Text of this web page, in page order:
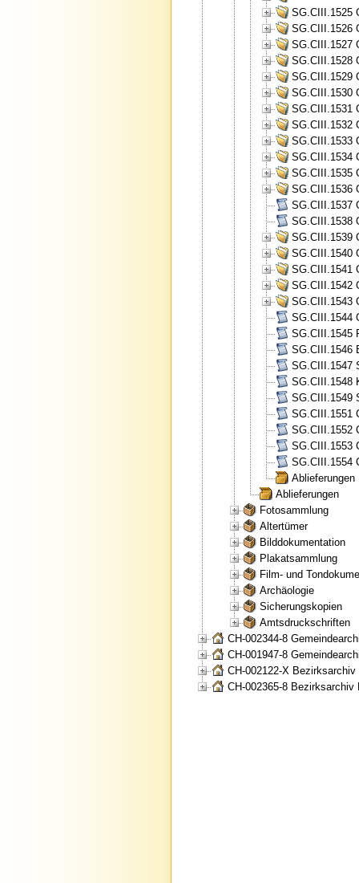
SG.CIII.1525
SG.CIII.1526
SG.CIII.1527
SG.CIII.1528
SG.CIII.1529
SG.CIII.1530
SG.CIII.1531
SG.CIII.1532
SG.CIII.1533
SG.CIII.1534
SG.CIII.1535
SG.CIII.1536
SG.CIII.1537
SG.CIII.1538
SG.CIII.1539
SG.CIII.1540
SG.CIII.1541
SG.CIII.1542
SG.CIII.1543
SG.CIII.1544
SG.CIII.1545
SG.CIII.1546
SG.CIII.1547
SG.CIII.1548
SG.CIII.1549
SG.CIII.1551
SG.CIII.1552
SG.CIII.1553
SG.CIII.1554
Ablieferungen
Ablieferungen
Fotosammlung
Altertümer
Bilddokumentation
Plakatsammlung
Film- und
Archäologie
Sicherungskopien
Amtsdruckschriften
CH-002344-8
CH-001947-8
CH-002122-X Bezirksarchiv
CH-002365-8 Bezirksarchiv